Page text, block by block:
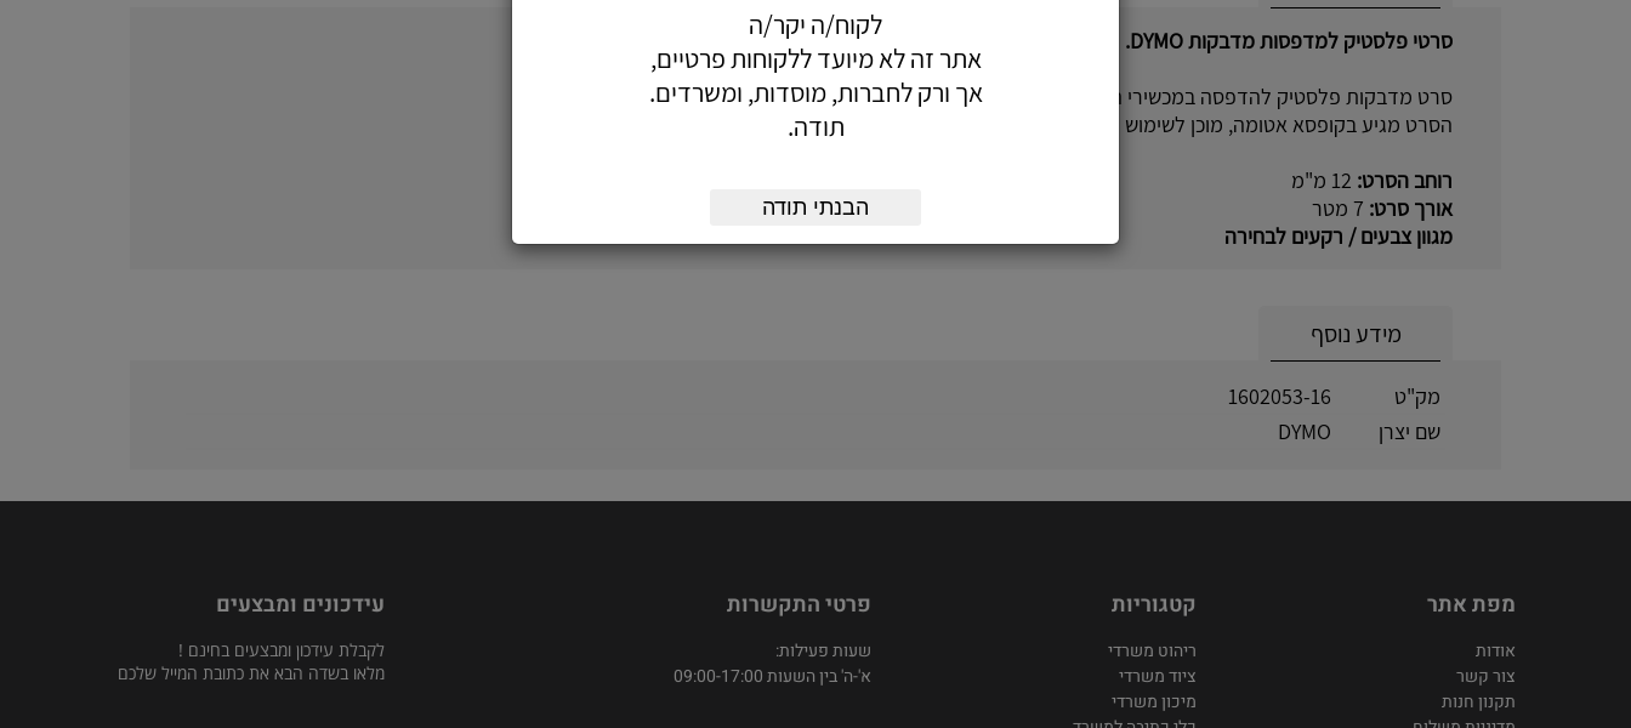
סרטי פלסטיק למדפסות מדבקות DYMO.
סרט מדבקות פלסטיק להדפסה במכשירי הדפסת מדבקות.
הסרט מגיע בקופסא אטומה, מוכן לשימוש מיידי.
רוחב הסרט:
אורך סרט:
מגוון צבעים / רקעים לבחירה
מידע נוסף
מק"ט
1602053-16
שם יצרן
DYMO
מפת אתר
אודות
צור קשר
תקנון חנות
קטגוריות
ריהוט משרדי
ציוד משרדי
מיכון משרדי
פרטי התקשרות
שעות פעילות:
א'-ה' בין השעות 09:00-17:00
עידכונים ומבצעים
לקבלת עידכון ומבצעים בחינם !
מלאו בשדה הבא את כתובת המייל שלכם
לקוח/ה יקר/ה
אתר זה לא מיועד ללקוחות פרטיים,
אך ורק לחברות, מוסדות, ומשרדים.
תודה.
הבנתי תודה